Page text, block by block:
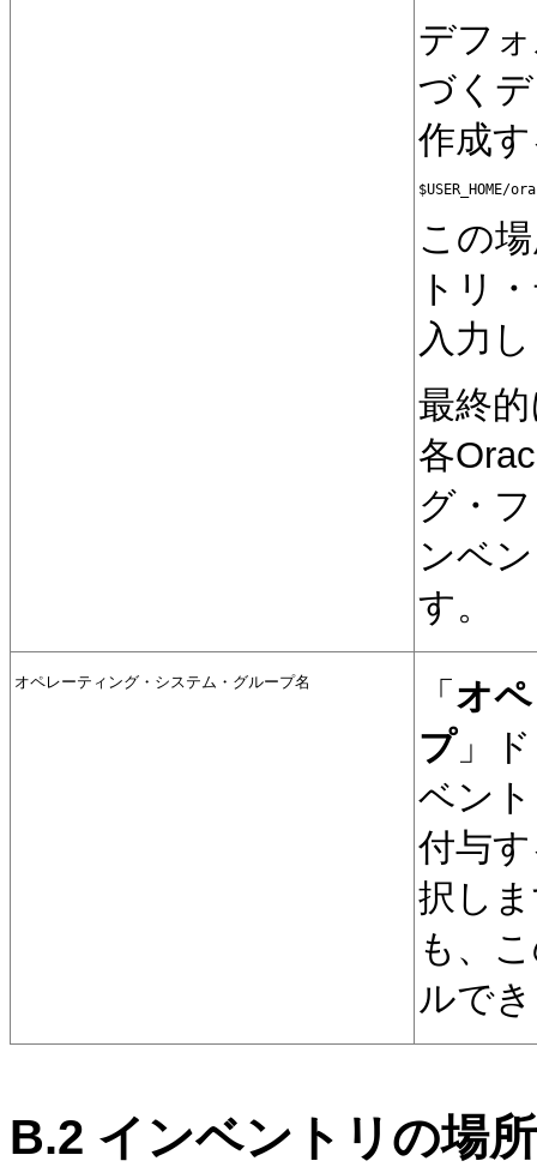
デフ
づく
作成
この
トリ
入力
最終
各
グ・
ンベ
す。
オペレーティング・システム・グループ名 「 オ
プ」
ベン
付与
択し
も、
ルで
B.2 インベントリの場